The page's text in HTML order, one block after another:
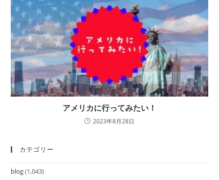
アメリカに行ってみたい！
2023年8月28日
カテゴリー
blog(1,043)